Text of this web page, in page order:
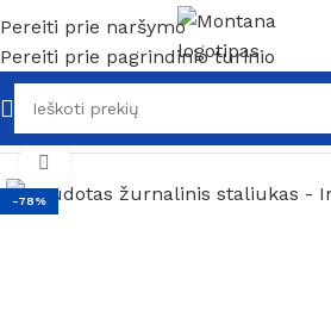
Pereiti prie naršymo
Pereiti prie pagrindinio turinio
Pradžia Naudoti baldai
-78%